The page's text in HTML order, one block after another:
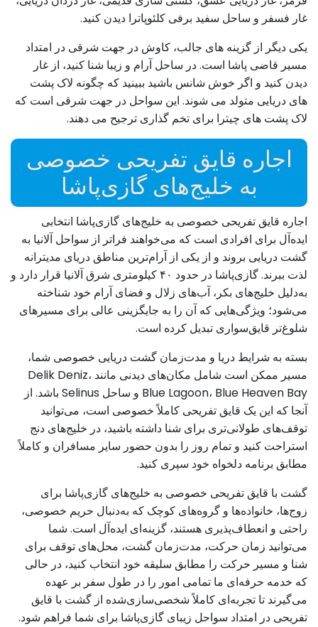
غار فسفر و ساحل سفید برفی کلئوپاترا دیدن کنید.
یکی دیگر از گزینه های جالب، کاوش در جهت شرقی در امتداد
مسیر قاضی پاشا است. در ساحل آرام و زیبا شنا کنید، از غار
دیدن کنید و اگر خوش شانس باشید ببینید که چگونه لاک پشت
های دریایی متولد می شوند. این سواحل در جهت شرقی است که
لاک پشت های چیترا برای تخم گذاری ترجیح می دهند.
اجاره قایق تفریحی خصوصی
به خلیج‌های گازی‌پاشا
اجاره قایق تفریحی خصوصی به خلیج‌های گازی‌پاشا انتخابی
ایده‌آل برای افرادی است که می‌خواهند فراتر از سواحل آلانیا به
گشت دریایی بروند و از یکی از آرام‌ترین مناطق دریای مدیترانه
لذت ببرند. گازی‌پاشا در حدود ۴۰ کیلومتری شرق آلانیا قرار دارد و
به‌دلیل خلیج‌های بکر، آب‌های زلال و فضای آرام خود شناخته
می‌شود؛ ویژگی‌هایی که آن را به جایگزینی عالی برای مسیرهای
شلوغ‌تر قایق‌سواری تبدیل کرده است.
بسته به شرایط دریا و مدت‌زمان گشت دریایی خصوصی شما،
مسیر ممکن است شامل مکان‌های دیدنی مانند Delik Deniz،
Blue Lagoon، Blue Heaven Bay و ساحل Selinus باشد. از
آنجا که این یک قایق تفریحی کاملاً خصوصی است، می‌توانید
توقف‌های طولانی‌تری برای شنا داشته باشید، در خلیج‌های دنج
استراحت کنید و تمام روز را بدون حضور سایر مسافران و کاملاً
مطابق برنامه دلخواه خود سپری کنید.
گشت با قایق تفریحی خصوصی به خلیج‌های گازی‌پاشا برای
زوج‌ها، خانواده‌ها و گروه‌های کوچک که به‌دنبال حریم خصوصی،
راحتی و انعطاف‌پذیری هستند، گزینه‌ای ایده‌آل است. شما
می‌توانید زمان حرکت، مدت‌زمان گشت، محل‌های توقف برای
شنا و مسیر حرکت را مطابق سلیقه خود انتخاب کنید، در حالی
که خدمه حرفه‌ای ما تمامی امور را در طول سفر بر عهده
می‌گیرند تا تجربه‌ای کاملاً شخصی‌سازی‌شده از گشت با قایق
تفریحی در امتداد سواحل زیبای گازی‌پاشا برای شما فراهم شود.